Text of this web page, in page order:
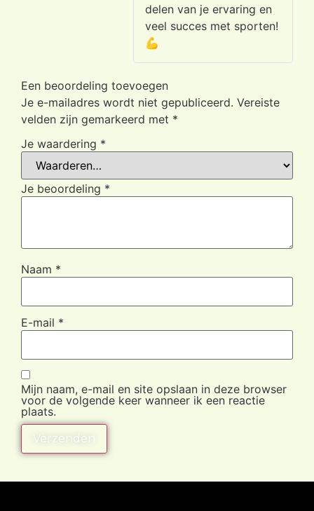
delen van je ervaring en
veel succes met sporten!
💪
Een beoordeling toevoegen
Je e-mailadres wordt niet gepubliceerd. Vereiste
velden zijn gemarkeerd met *
Je waardering *
Je beoordeling *
Naam *
E-mail *
Mijn naam, e-mail en site opslaan in deze browser
voor de volgende keer wanneer ik een reactie
plaats.